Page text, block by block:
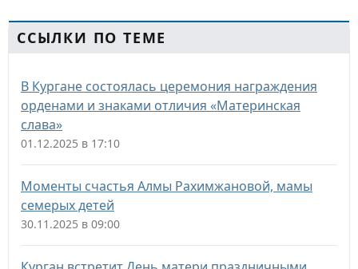
ССЫЛКИ ПО ТЕМЕ
В Кургане состоялась церемония награждения
орденами и знаками отличия «Материнская
слава»
01.12.2025 в 17:10
Моменты счастья Алмы Рахимжановой, мамы
семерых детей
30.11.2025 в 09:00